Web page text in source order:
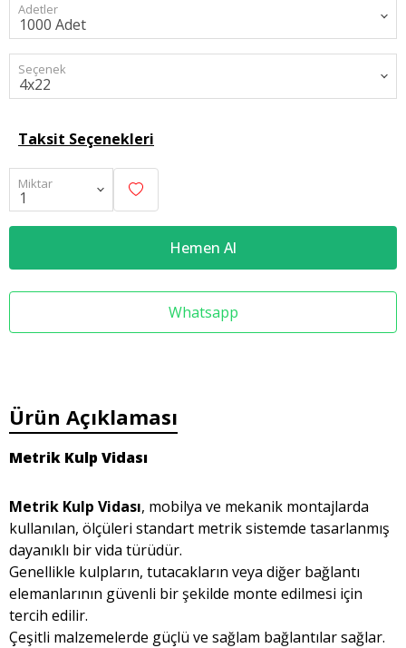
Adetler
Seçenek
Taksit Seçenekleri
Miktar
Hemen Al
Whatsapp
Ürün Açıklaması
Metrik Kulp Vidası
Metrik Kulp Vidası, mobilya ve mekanik montajlarda
kullanılan, ölçüleri standart metrik sistemde tasarlanmış
dayanıklı bir vida türüdür.
Genellikle kulpların, tutacakların veya diğer bağlantı
elemanlarının güvenli bir şekilde monte edilmesi için
tercih edilir.
Çeşitli malzemelerde güçlü ve sağlam bağlantılar sağlar.